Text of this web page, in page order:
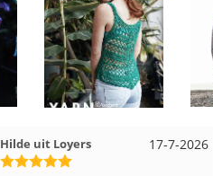
12-7-2026
Loes uit EMMELOORD